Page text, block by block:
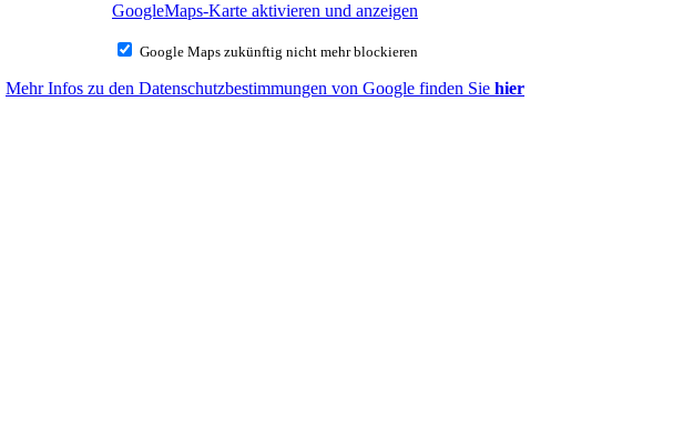
GoogleMaps-Karte aktivieren und anzeigen
Google Maps zukünftig nicht mehr blockieren
Mehr Infos zu den Datenschutzbestimmungen von Google finden Sie hier